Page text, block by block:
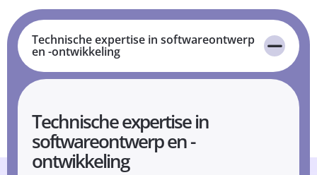
Technische expertise in softwareontwerp
en -ontwikkeling
Technische expertise in
softwareontwerp en -
ontwikkeling